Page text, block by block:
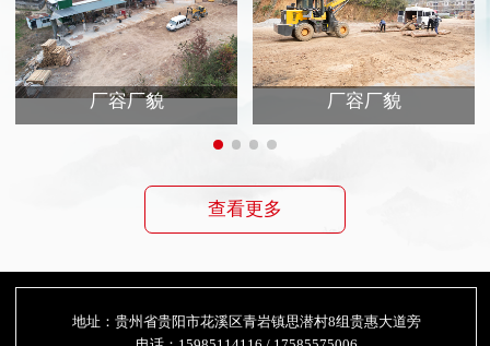
厂容厂貌 厂容厂貌
查看更多
地址：贵州省贵阳市花溪区青岩镇思潜村8组贵惠大道旁